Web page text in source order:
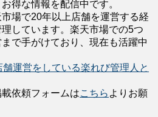
得な情報を配信中です。
場で20年以上店舗を運営する経
しています。楽天市場での5つ
で手がけており、現在も活躍中
舗運営をしている楽れび管理人と
依頼フォームはこちら よりお願